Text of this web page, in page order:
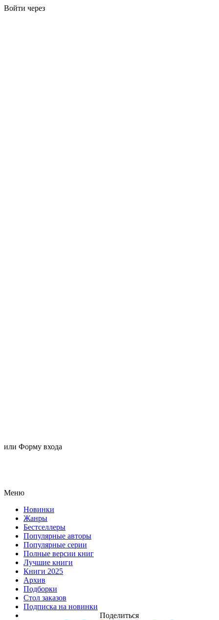
Войти через
или Форму входа
Меню
Новинки
Жанры
Бестселлеры
Популярные авторы
Популярные серии
Полные версии книг
Лучшие книги
Книги 2025
Архив
Подборки
Стол заказов
Подписка на новинки
Поделиться